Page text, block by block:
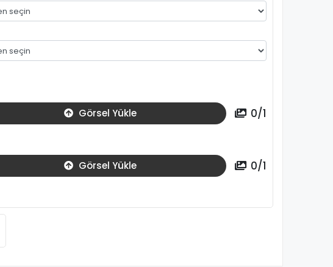
Görsel Yükle 0/1
Görsel Yükle 0/1